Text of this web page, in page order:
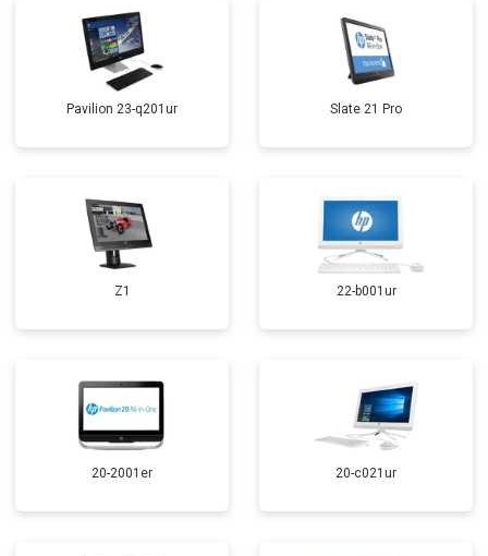
Pavilion 23-q201ur Slate 21 Pro
Z1 22-b001ur
20-2001er 20-c021ur